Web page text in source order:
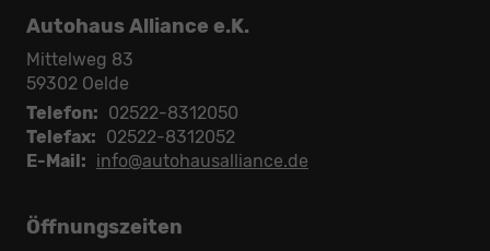
Autohaus Alliance e.K.
Mittelweg 83
59302 Oelde
Telefon: 02522-8312050
Telefax: 02522-8312052
E-Mail: info@autohausalliance.de
Öffnungszeiten